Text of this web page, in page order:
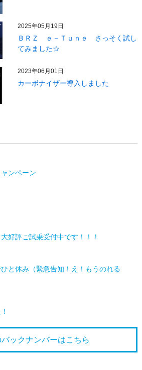
2025年05月19日
ＢＲＺ ｅ－Ｔｕｎｅ さっそく試し
てみました☆
2023年06月01日
カーボナイザー導入しました
ンペーン
好評ご試乗受付中です！！！
と休み（緊急告知！え！もうのれる
ックナンバーはこちら